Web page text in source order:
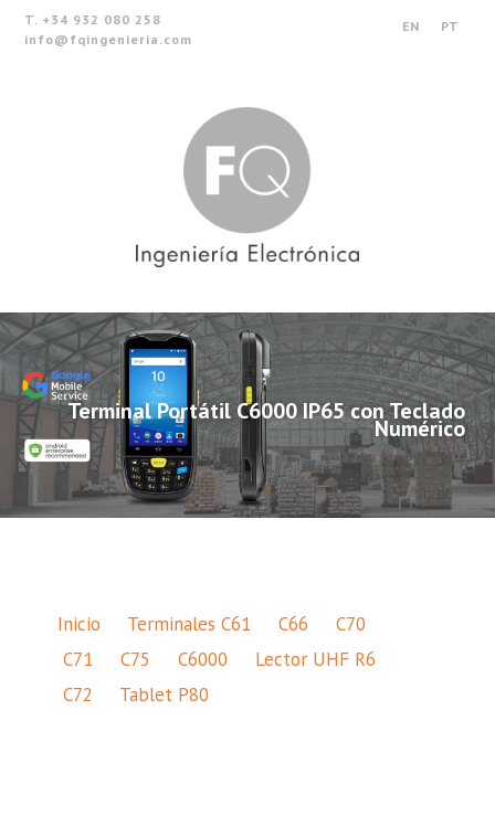
T. +34 932 080 258
info@fqingenieria.com
EN PT
Terminal Portátil C6000 IP65 con Teclado
Numérico
Inicio Terminales C61 C66
C70
C71
C75 C6000
Lector UHF R6
C72
Tablet P80